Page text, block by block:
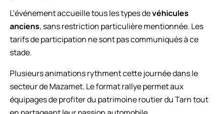
L’événement accueille tous les types devéhicules
anciens, sans restriction particulière mentionnée. Les
tarifs de participation ne sont pas communiqués à ce
stade.
Plusieurs animations rythment cette journée dans le
secteur de Mazamet. Le format rallye permet aux
équipages de profiter du patrimoine routier du Tarn tout